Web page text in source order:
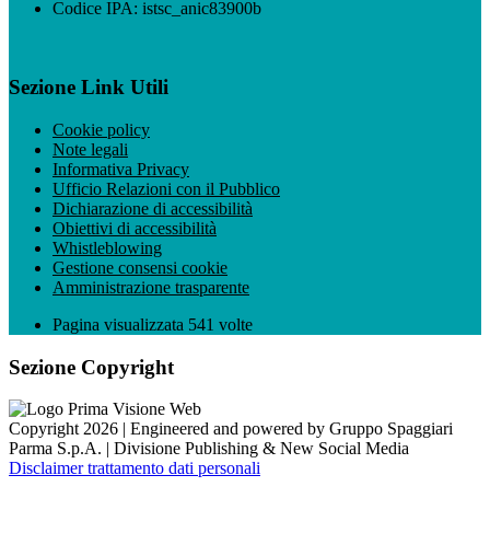
Codice IPA: istsc_anic83900b
Sezione Link Utili
Cookie policy
Note legali
Informativa Privacy
Ufficio Relazioni con il Pubblico
Dichiarazione di accessibilità
Obiettivi di accessibilità
Whistleblowing
Gestione consensi cookie
Amministrazione trasparente
Pagina visualizzata 541 volte
Sezione Copyright
Copyright 2026 | Engineered and powered by Gruppo Spaggiari
Parma S.p.A. | Divisione Publishing & New Social Media
Disclaimer trattamento dati personali